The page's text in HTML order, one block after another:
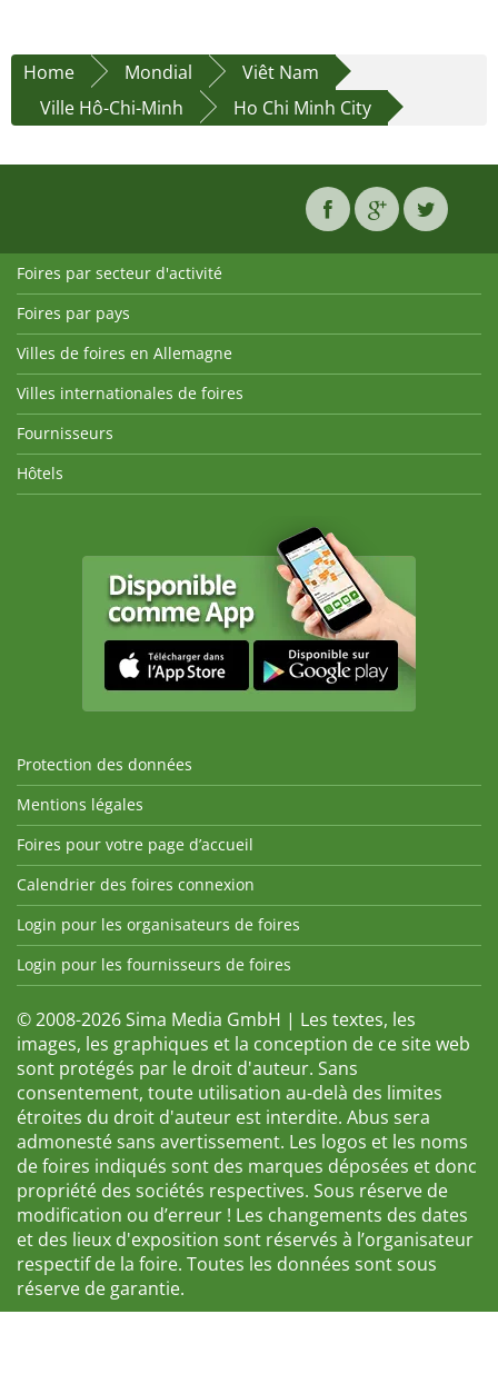
Home Mondial
Viêt Nam
Ville Hô-Chi-Minh
Ho Chi Minh City
Foires par secteur d'activité
Foires par pays
Villes de foires en Allemagne
Villes internationales de foires
Fournisseurs
Hôtels
Protection des données
Mentions légales
Foires pour votre page d’accueil
Calendrier des foires connexion
Login pour les organisateurs de foires
Login pour les fournisseurs de foires
© 2008-2026 Sima Media GmbH | Les textes, les
images, les graphiques et la conception de ce site web
sont protégés par le droit d'auteur. Sans
consentement, toute utilisation au-delà des limites
étroites du droit d'auteur est interdite. Abus sera
admonesté sans avertissement. Les logos et les noms
de foires indiqués sont des marques déposées et donc
propriété des sociétés respectives. Sous réserve de
modification ou d’erreur ! Les changements des dates
et des lieux d'exposition sont réservés à l’organisateur
respectif de la foire. Toutes les données sont sous
réserve de garantie.